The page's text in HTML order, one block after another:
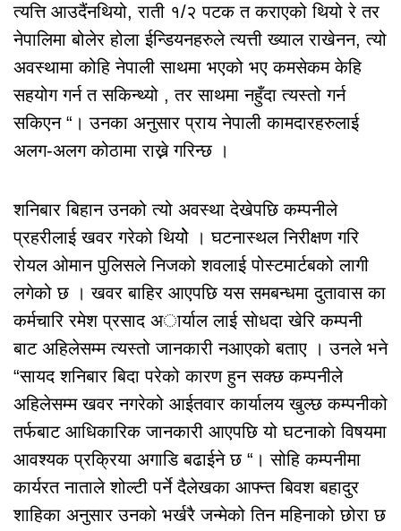
त्यत्ति आउदैंनथियो, राती १/२ पटक त कराएको थियो रे तर
नेपालिमा बोलेर होला ईन्डियनहरुले त्यत्ती ख्याल राखेनन, त्यो
अवस्थामा कोहि नेपाली साथमा भएको भए कमसेकम केहि
सहयोग गर्न त सकिन्थ्यो , तर साथमा नहुँदा त्यस्तो गर्न
सकिएन “। उनका अनुसार प्राय नेपाली कामदारहरुलाई
अलग-अलग कोठामा राख्ने गरिन्छ ।
शनिबार बिहान उनको त्यो अवस्था देखेपछि कम्पनीले
प्रहरीलाई खवर गरेको थियोे । घटनास्थल निरीक्षण गरि
रोयल ओमान पुलिसले निजको शवलाई पोस्टमार्टबको लागी
लगेको छ । खवर बाहिर आएपछि यस समबन्धमा दुतावास का
कर्मचारि रमेश प्रसाद अार्याल लाई साेधदा खेरि कम्पनी
बाट अहिलेसम्म त्यस्तो जानकारी नआएको बताए । उनले भने
“सायद शनिबार बिदा परेको कारण हुन सक्छ कम्पनीले
अहिलेसम्म खवर नगरेको आईतवार कार्यालय खुल्छ कम्पनीको
तर्फबाट आधिकारिक जानकारी आएपछि यो घटनाकाे विषयमा
आवश्यक प्रक्रिया अगाडि बढाईने छ “। सोहि कम्पनीमा
कार्यरत नाताले शोल्टी पर्ने दैलेखका आफ्न्त बिवश बहादुर
शाहिका अनुसार उनको भर्खरै जन्मेको तिन महिनाको छोरा छ